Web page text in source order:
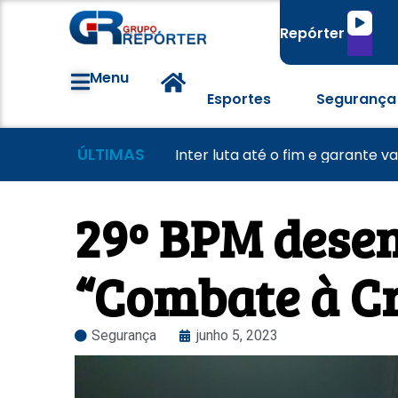
Repórter
Tocador
áudio
Menu
Esportes
Segurança
ÚLTIMAS Morador tem casa destruída
Lei Maria da Penha completa
Inter luta até o fim e garante
29º BPM
“Combate à
Segurança junho 5, 2023